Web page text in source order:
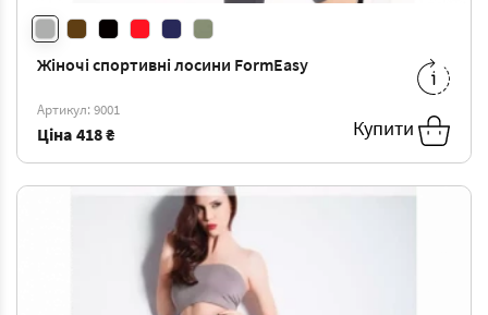
Жіночі спортивні лосини FormEasy
Артикул: 9001
Ціна 418 ₴ Купити
S/M - 418 ₴ M/L - 418 ₴
L/XL -